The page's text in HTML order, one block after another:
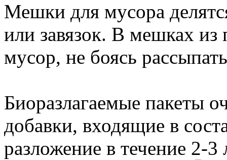
Мешки для мусора
или завязок. В мешках из
мусор, не боясь
Биоразлагаемые пакеты
добавки, входящие в
разложение в течение 2-3